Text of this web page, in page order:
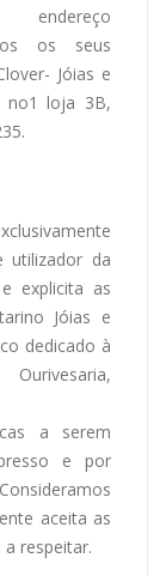
os seus
Jóias e
no1 loja 3B,
utilizador da
explicita as
Jóias e
dedicado à
a serem
e por
aceita as
respeitar.